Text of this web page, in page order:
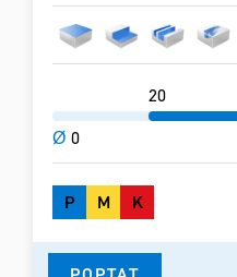
Ø 0
20
P M K